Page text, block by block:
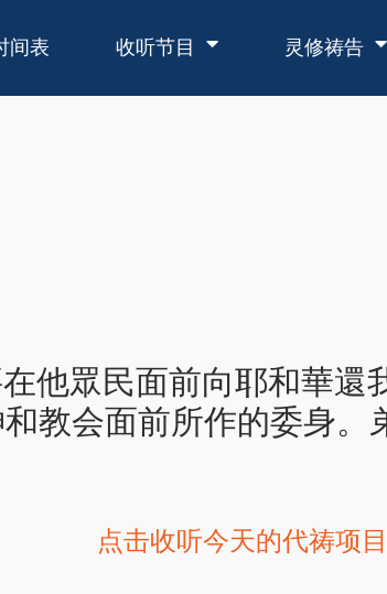
间表 收听节目 灵修祷告
他眾民面前向耶和華還
教会面前所作的委身
点击收听今天的代祷项目